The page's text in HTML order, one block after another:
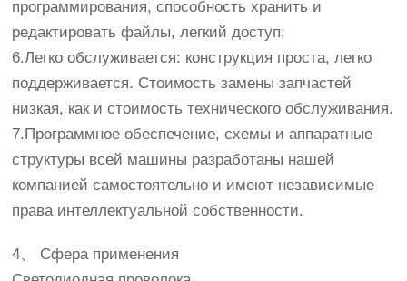
программирования, способность хранить и
редактировать файлы, легкий доступ;
6.Легко обслуживается: конструкция проста, легко
поддерживается. Стоимость замены запчастей
низкая, как и стоимость технического обслуживания.
7.Программное обеспечение, схемы и аппаратные
структуры всей машины разработаны нашей
компанией самостоятельно и имеют независимые
права интеллектуальной собственности.
4、 Сфера применения